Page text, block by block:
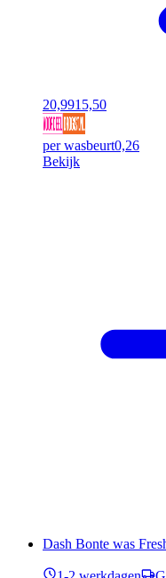
20,9915,50
per wasbeurt0,26
Bekijk
Dash Bonte was